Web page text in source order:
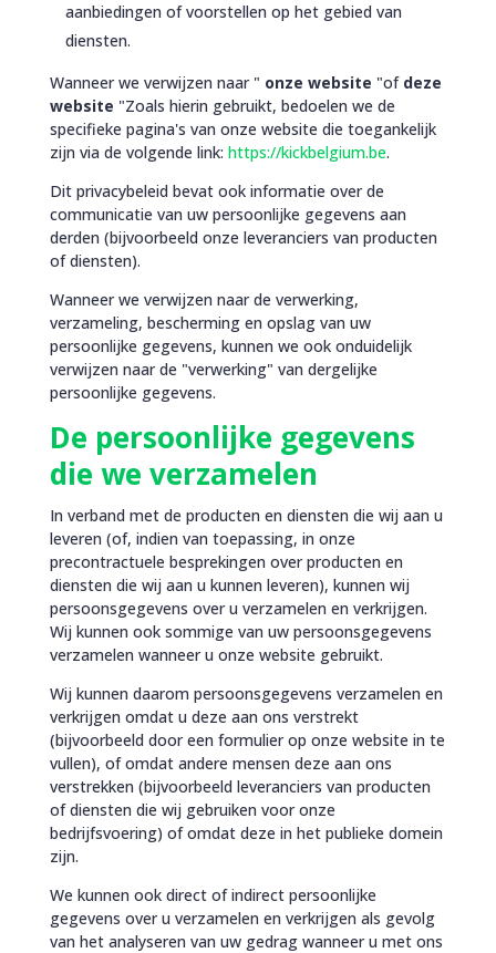
aanbiedingen of voorstellen op het gebied van
diensten.
Wanneer we verwijzen naar " onze website "of deze
website "Zoals hierin gebruikt, bedoelen we de
specifieke pagina's van onze website die toegankelijk
zijn via de volgende link: https://kickbelgium.be.
Dit privacybeleid bevat ook informatie over de
communicatie van uw persoonlijke gegevens aan
derden (bijvoorbeeld onze leveranciers van producten
of diensten).
Wanneer we verwijzen naar de verwerking,
verzameling, bescherming en opslag van uw
persoonlijke gegevens, kunnen we ook onduidelijk
verwijzen naar de "verwerking" van dergelijke
persoonlijke gegevens.
De persoonlijke gegevens
die we verzamelen
In verband met de producten en diensten die wij aan u
leveren (of, indien van toepassing, in onze
precontractuele besprekingen over producten en
diensten die wij aan u kunnen leveren), kunnen wij
persoonsgegevens over u verzamelen en verkrijgen.
Wij kunnen ook sommige van uw persoonsgegevens
verzamelen wanneer u onze website gebruikt.
Wij kunnen daarom persoonsgegevens verzamelen en
verkrijgen omdat u deze aan ons verstrekt
(bijvoorbeeld door een formulier op onze website in te
vullen), of omdat andere mensen deze aan ons
verstrekken (bijvoorbeeld leveranciers van producten
of diensten die wij gebruiken voor onze
bedrijfsvoering) of omdat deze in het publieke domein
zijn.
We kunnen ook direct of indirect persoonlijke
gegevens over u verzamelen en verkrijgen als gevolg
van het analyseren van uw gedrag wanneer u met ons